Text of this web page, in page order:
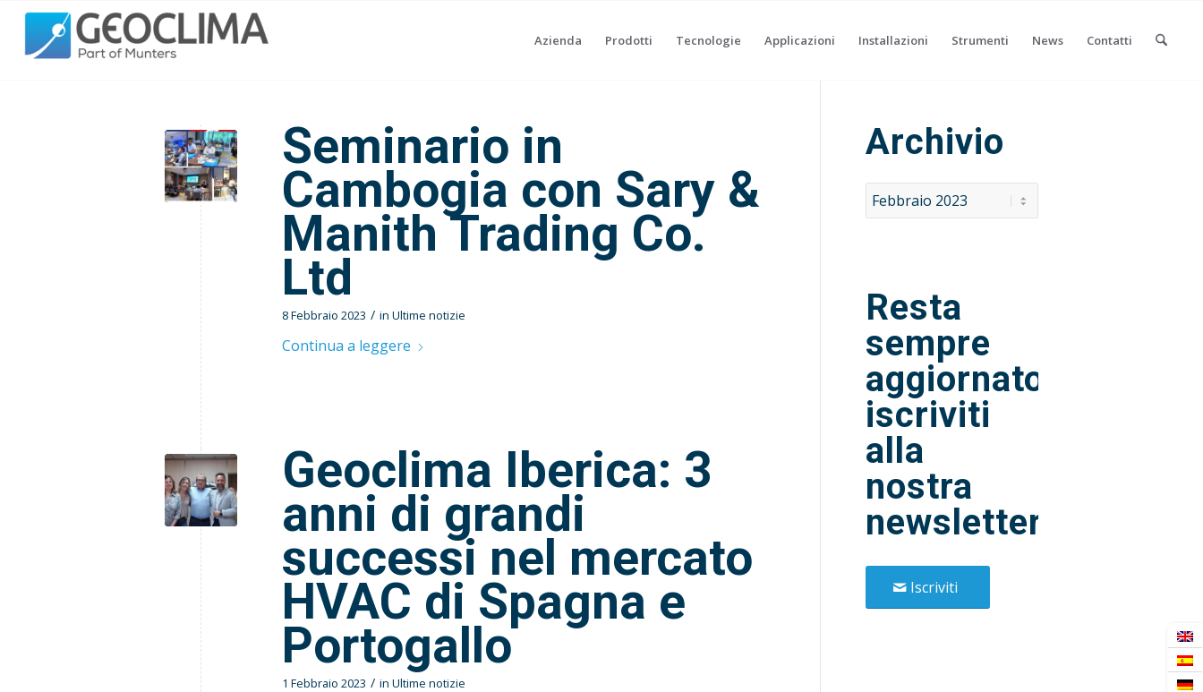
Azienda Prodotti Tecnologie Applicazioni Installazioni Strumenti News Contatti
Seminario in
Cambogia con Sary &
Manith Trading Co.
Ltd
8 Febbraio 2023 / inUltime notizie
Continua a leggere
Geoclima Iberica: 3
anni di grandi
successi nel mercato
HVAC di Spagna e
Portogallo
1 Febbraio 2023 / inUltime notizie
Archivio
Resta
sempre
aggiornato,
iscriviti
alla
nostra
newsletter!
Iscriviti